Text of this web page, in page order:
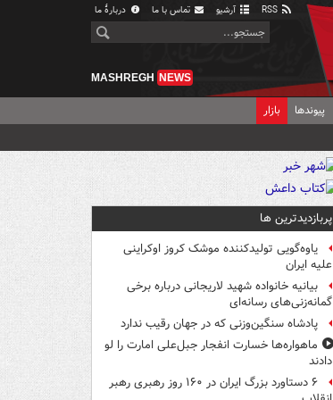
آرشیو تماس با ما دربارهٔ ما
MASHREGH NEWS
پیوندها بازار
پربازدیدترین ها
یاوه‌گویی تولیدکننده موشک کروز اوکراینی
علیه ایران
بیانیه خانواده شهید لاریجانی درباره برخی
گمانه‌زنی‌های رسانه‌ای
پادشاه سنگین‌وزنی که در جهان رقیب ندارد
ماهواره‌ها خسارت انفجار جبل‌علی امارت را لو
دادند
۶ دستاورد بزرگ ایران در ۱۶۰ روز رهبری رهبر